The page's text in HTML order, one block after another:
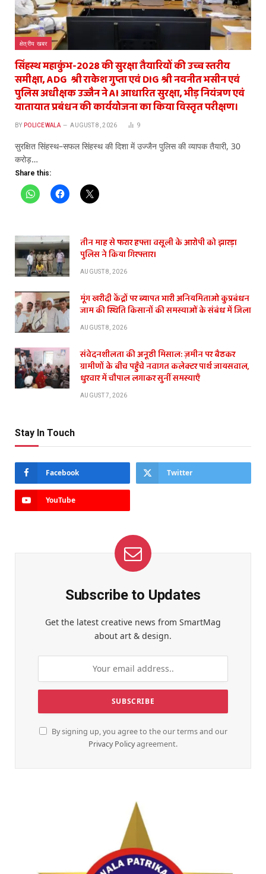
क्षेत्रीय खबर
सिंहस्थ महाकुंभ-2028 की सुरक्षा तैयारियों की उच्च स्तरीय
समीक्षा, ADG श्री राकेश गुप्ता एवं DIG श्री नवनीत भसीन एवं
पुलिस अधीक्षक उज्जैन ने AI आधारित सुरक्षा, भीड़ नियंत्रण एवं
यातायात प्रबंधन की कार्ययोजना का किया विस्तृत परीक्षण।
BY POLICEWALA AUGUST 8, 2026 9
सुरक्षित सिंहस्थ–सफल सिंहस्थ की दिशा में उज्जैन पुलिस की व्यापक तैयारी, 30
करोड़…
Share this:
तीन माह से फरार हफ्ता वसूली के आरोपी को झारड़ा
पुलिस ने किया गिरफ्तार।
AUGUST 8, 2026
मूंग खरीदी केंद्रों पर ब्यापत भारी अनियमिताओ कुप्रबंधन
जाम की स्थिति किसानों की समस्याओं के संबंध में जिला
AUGUST 8, 2026
संवेदनशीलता की अनूठी मिसाल: ज़मीन पर बैठकर
ग्रामीणों के बीच पहुँचे नवागत कलेक्टर पार्थ जायसवाल,
धुरवार में चौपाल लगाकर सुनीं समस्याएँ
AUGUST 7, 2026
Stay In Touch
Facebook Twitter
YouTube
Subscribe to Updates
Get the latest creative news from SmartMag
about art & design.
By signing up, you agree to the our terms and our
Privacy Policyagreement.